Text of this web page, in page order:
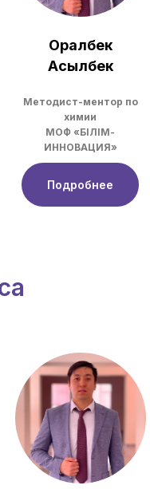
Методист-ментор по
химии
МОФ «БІЛІМ-
ИННОВАЦИЯ»
Оралбек
Асылбек
Подробнее